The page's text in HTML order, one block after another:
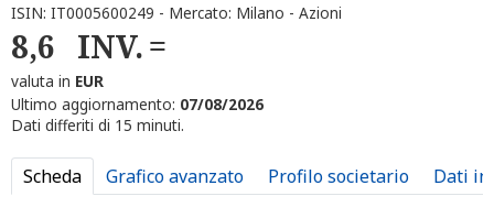
ISIN: IT0005600249 - Mercato: Milano - Azioni
8,6 INV.
valuta in EUR
Ultimo aggiornamento: 07/08/2026
Dati differiti di 15 minuti.
Scheda Grafico avanzato Profilo societario Dati